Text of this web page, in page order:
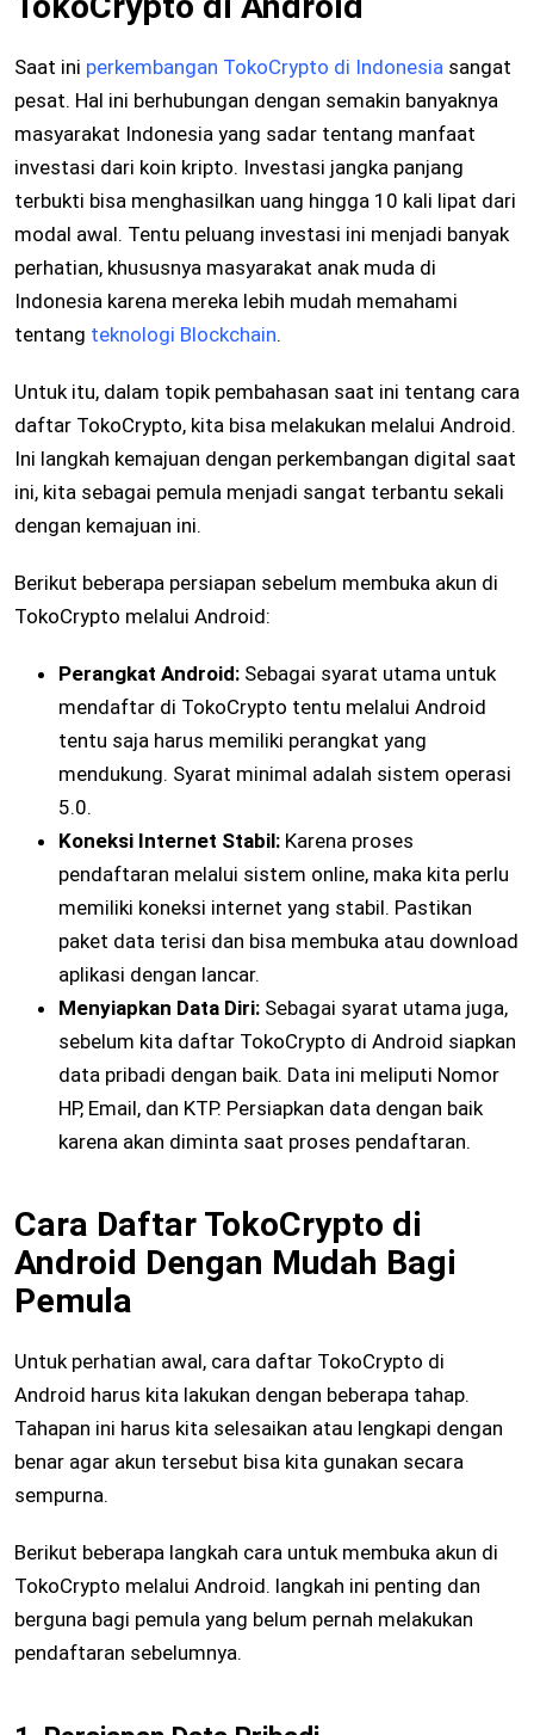
Saat ini perkembangan TokoCrypto di Indonesia sangat
pesat. Hal ini berhubungan dengan semakin banyaknya
masyarakat Indonesia yang sadar tentang manfaat
investasi dari koin kripto. Investasi jangka panjang
terbukti bisa menghasilkan uang hingga 10 kali lipat dari
modal awal. Tentu peluang investasi ini menjadi banyak
perhatian, khususnya masyarakat anak muda di
Indonesia karena mereka lebih mudah memahami
tentang teknologi Blockchain.
Untuk itu, dalam topik pembahasan saat ini tentang cara
daftar TokoCrypto, kita bisa melakukan melalui Android.
Ini langkah kemajuan dengan perkembangan digital saat
ini, kita sebagai pemula menjadi sangat terbantu sekali
dengan kemajuan ini.
Berikut beberapa persiapan sebelum membuka akun di
TokoCrypto melalui Android:
Perangkat Android: Sebagai syarat utama untuk
mendaftar di TokoCrypto tentu melalui Android
tentu saja harus memiliki perangkat yang
mendukung. Syarat minimal adalah sistem operasi
5.0.
Koneksi Internet Stabil: Karena proses
pendaftaran melalui sistem online, maka kita perlu
memiliki koneksi internet yang stabil. Pastikan
paket data terisi dan bisa membuka atau download
aplikasi dengan lancar.
Menyiapkan Data Diri: Sebagai syarat utama juga,
sebelum kita daftar TokoCrypto di Android siapkan
data pribadi dengan baik. Data ini meliputi Nomor
HP, Email, dan KTP. Persiapkan data dengan baik
karena akan diminta saat proses pendaftaran.
Cara Daftar TokoCrypto di
Android Dengan Mudah Bagi
Pemula
Untuk perhatian awal, cara daftar TokoCrypto di
Android harus kita lakukan dengan beberapa tahap.
Tahapan ini harus kita selesaikan atau lengkapi dengan
benar agar akun tersebut bisa kita gunakan secara
sempurna.
Berikut beberapa langkah cara untuk membuka akun di
TokoCrypto melalui Android. langkah ini penting dan
berguna bagi pemula yang belum pernah melakukan
pendaftaran sebelumnya.